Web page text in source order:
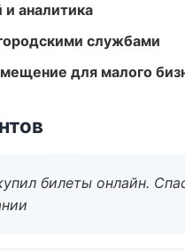
и аналитика
службами
для малого
билеты онлайн.